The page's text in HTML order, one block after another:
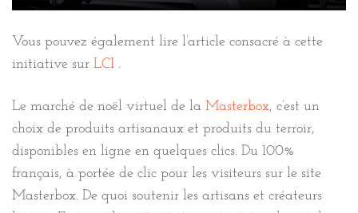
Vous pouvez également lire l’article consacré à cette
initiative sur LCI .
Le marché de noël virtuel de la Masterbox, c’est un
choix de produits artisanaux et produits du terroir,
disponibles en ligne en quelques clics. Du 100%
français, à portée de clic pour les visiteurs sur le site
Masterbox. De quoi soutenir les artisans et créateurs